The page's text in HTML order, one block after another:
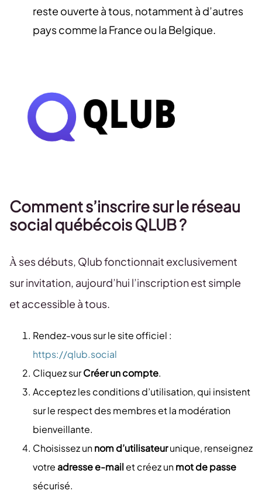
reste ouverte à tous, notamment à d’autres
pays comme la France ou la Belgique.
Comment s’inscrire sur le réseau
social québécois QLUB ?
À ses débuts, Qlub fonctionnait exclusivement
sur invitation, aujourd’hui l’inscription est simple
et accessible à tous.
Rendez-vous sur le site officiel :
https://qlub.social
Cliquez surCréer un compte.
Acceptez les conditions d’utilisation, qui insistent
sur le respect des membres et la modération
bienveillante.
Choisissez unnom d’utilisateurunique, renseignez
votre adresse e-mailet créez unmot de passe
sécurisé.